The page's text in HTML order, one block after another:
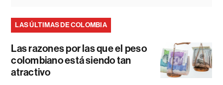
LAS ÚLTIMAS DE COLOMBIA
Las razones por las que el peso
colombiano está siendo tan
atractivo